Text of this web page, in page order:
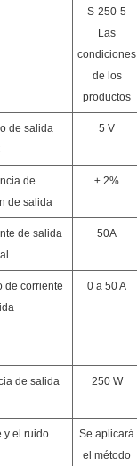
S-250-5
Las
condiciones
de los
productos
de salida
5 V
de
de salida
± 2%
de salida
50A
de corriente
0 a 50 A
de salida 250 W
y el ruido
Se aplicará
el método